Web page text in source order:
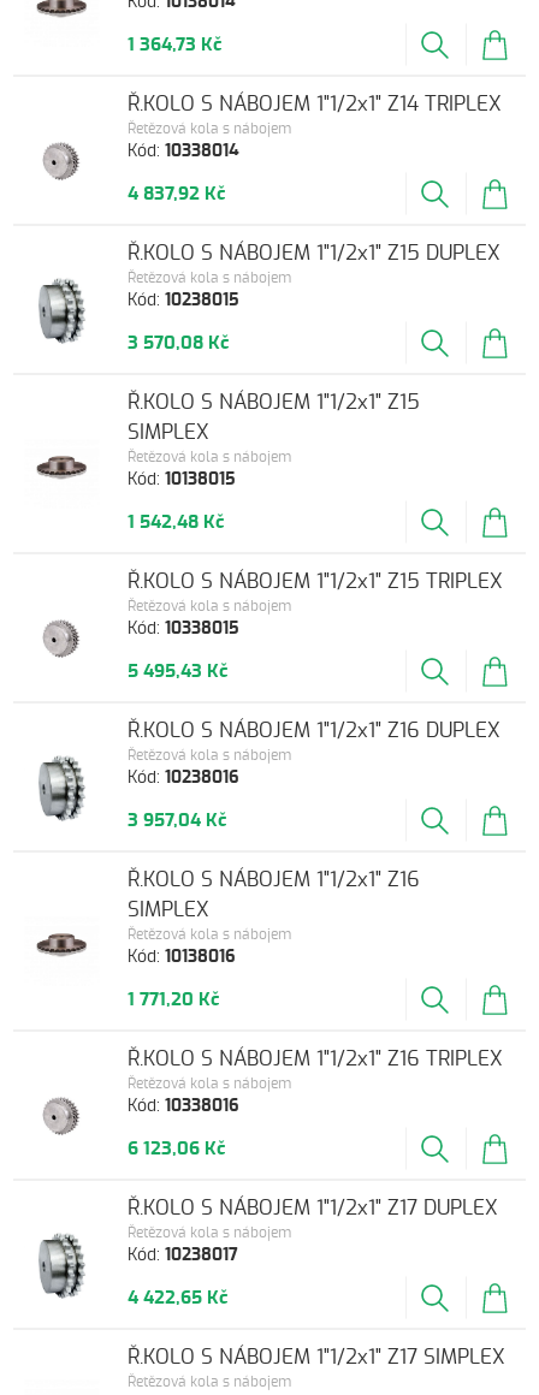
1 364,73 Kč
Kód:10338014
Řetězová kola s nábojem
Ř.KOLO S NÁBOJEM 1"1/2x1" Z14 TRIPLEX
4 837,92 Kč
Kód:10238015
Řetězová kola s nábojem
Ř.KOLO S NÁBOJEM 1"1/2x1" Z15 DUPLEX
3 570,08 Kč
Kód:10138015
Řetězová kola s nábojem
Ř.KOLO S NÁBOJEM 1"1/2x1" Z15
SIMPLEX
1 542,48 Kč
Kód:10338015
Řetězová kola s nábojem
Ř.KOLO S NÁBOJEM 1"1/2x1" Z15 TRIPLEX
5 495,43 Kč
Kód:10238016
Řetězová kola s nábojem
Ř.KOLO S NÁBOJEM 1"1/2x1" Z16 DUPLEX
3 957,04 Kč
Kód:10138016
Řetězová kola s nábojem
Ř.KOLO S NÁBOJEM 1"1/2x1" Z16
SIMPLEX
1 771,20 Kč
Kód:10338016
Řetězová kola s nábojem
Ř.KOLO S NÁBOJEM 1"1/2x1" Z16 TRIPLEX
6 123,06 Kč
Kód:10238017
Řetězová kola s nábojem
Ř.KOLO S NÁBOJEM 1"1/2x1" Z17 DUPLEX
4 422,65 Kč
Řetězová kola s nábojem
Ř.KOLO S NÁBOJEM 1"1/2x1" Z17 SIMPLEX